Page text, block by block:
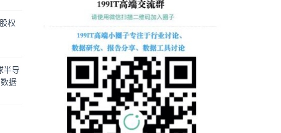
权
半导
据